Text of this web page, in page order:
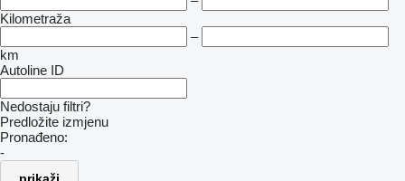
Kilometraža
–
km
Autoline ID
Nedostaju filtri?
Predložite izmjenu
Pronađeno:
-